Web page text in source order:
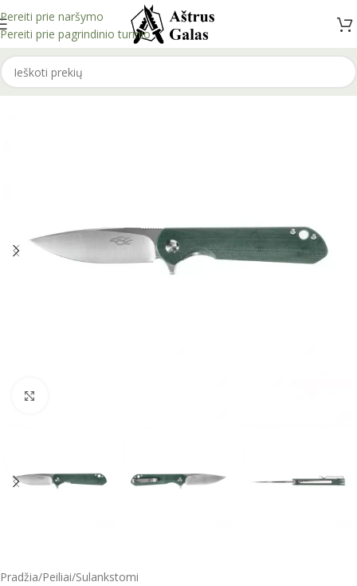
Pereiti prie naršymo
Pereiti prie pagrindinio turinio
Pradžia/Peiliai/Sulankstomi